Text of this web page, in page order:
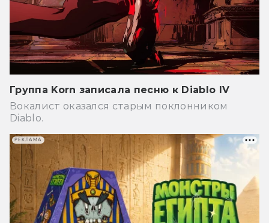
Группа Korn записала песню к Diablo IV
Вокалист оказался старым поклонником
Diablo.
РЕКЛАМА